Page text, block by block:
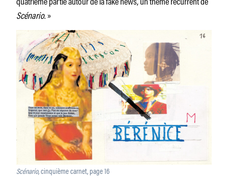
Scénario. »
Scénario, cinquième carnet, page 16